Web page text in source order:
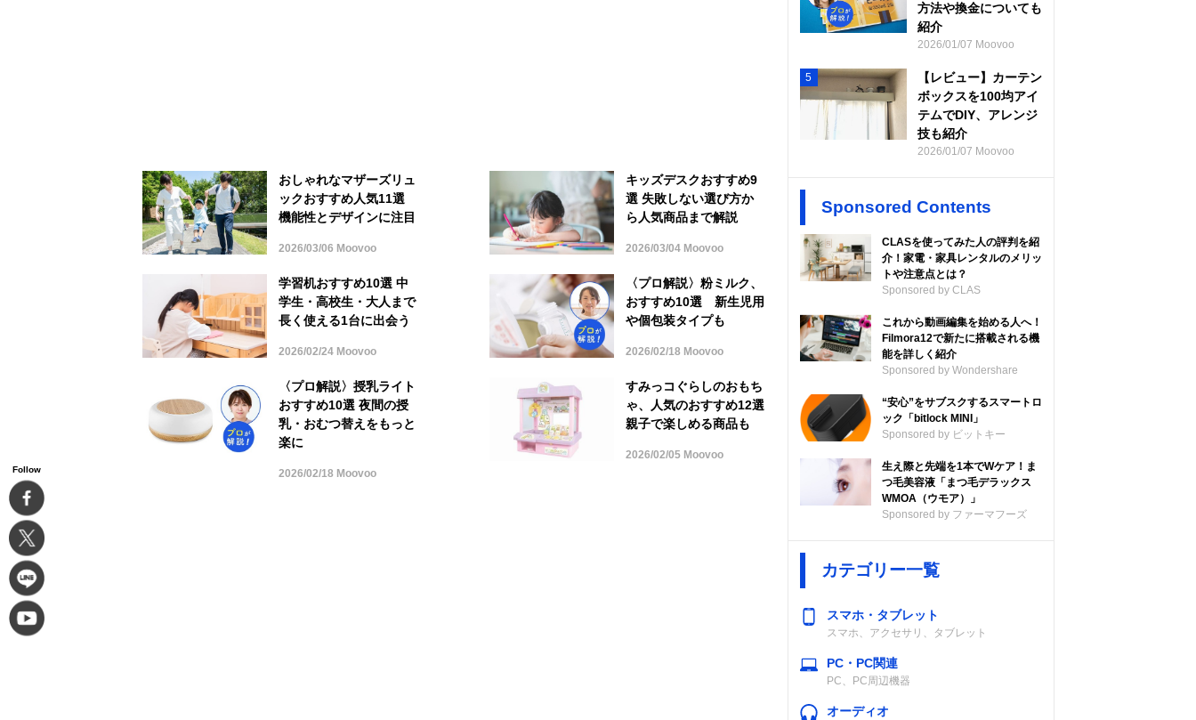
Follow
おしゃれなマザーズリュ
ックおすすめ人気11選
機能性とデザインに注目
2026/03/06 Moovoo
キッズデスクおすすめ9
選 失敗しない選び方か
ら人気商品まで解説
2026/03/04 Moovoo
学習机おすすめ10選 中
学生・高校生・大人まで
長く使える1台に出会う
2026/02/24 Moovoo
〈プロ解説〉粉ミルク、
おすすめ10選 新生児用
や個包装タイプも
2026/02/18 Moovoo
〈プロ解説〉授乳ライト
おすすめ10選 夜間の授
乳・おむつ替えをもっと
楽に
2026/02/18 Moovoo
すみっコぐらしのおもち
ゃ、人気のおすすめ12選
親子で楽しめる商品も
2026/02/05 Moovoo
方法や換金についても
紹介
2026/01/07 Moovoo
5
【レビュー】カーテン
ボックスを100均アイ
テムでDIY、アレンジ
技も紹介
2026/01/07 Moovoo
Sponsored Contents
CLASを使ってみた人の評判を紹
介！家電・家具レンタルのメリッ
トや注意点とは？
Sponsored by CLAS
これから動画編集を始める人へ！
Filmora12で新たに搭載される機
能を詳しく紹介
Sponsored by Wondershare
“安心”をサブスクするスマートロ
ック「bitlock MINI」
Sponsored by ビットキー
生え際と先端を1本でWケア！ま
つ毛美容液「まつ毛デラックス
WMOA（ウモア）」
Sponsored by ファーマフーズ
カテゴリー一覧
スマホ・タブレット
スマホ、アクセサリ、タブレット
PC・PC関連
PC、PC周辺機器
オーディオ